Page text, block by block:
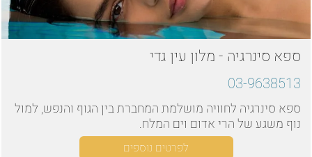
ספא סינרגיה - מלון עין גדי
03-9638513
ספא סינרגיה לחוויה מושלמת המחברת בין הגוף והנפש, למול
נוף משגע של הרי אדום וים המלח.
לפרטים נוספים